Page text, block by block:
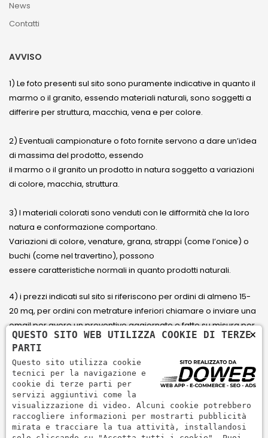
News
Contatti
AVVISO
1) Le foto presenti sul sito sono puramente indicative in quanto il
marmo o il granito, essendo materiali naturali, sono soggetti a
differire per struttura, macchia, vena e per colore.
2) Eventuali campionature o foto fornite servono a dare un’idea
di massima del prodotto, essendo
il marmo o il granito un prodotto in natura soggetto a variazioni
di colore, macchia, struttura.
3) I materiali colorati sono venduti con le difformità che la loro
natura e conformazione comportano.
Variazioni di colore, venature, grana, strappi (come l’onice) o
buchi (come nel travertino), possono
essere caratteristiche normali in quanto prodotti naturali.
4) i prezzi indicati sul sito si riferiscono per ordini di almeno 15-
20 mq, per ordini con metrature inferiori chiamare o inviare una
email per avere un preventivo aggiornato e fatto su misura per
il cliente.
5) Paga con Carta di credito Visa, Visa Electron, Maestro,
Mastercard tramite il circuito PayPal. PayPal serve per pagare,
inviare denaro e accettare pagamenti in modo rapido,
semplice e sicuro.
×
QUESTO SITO WEB UTILIZZA COOKIE DI TERZE
PARTI
Questo sito utilizza cookie
tecnici per la navigazione e
cookie di terze parti per
servizi aggiuntivi come la
visualizzazione di video. Alcuni cookie potrebbero
raccogliere informazioni per mostrarti pubblicità
mirata e tracciare la tua attività, installandosi